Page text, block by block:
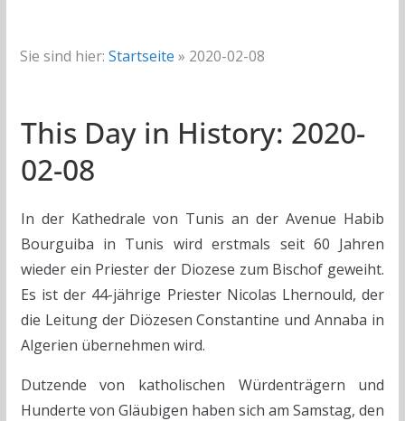
Sie sind hier: Startseite » 2020-02-08
This Day in History: 2020-
02-08
In der Kathedrale von Tunis an der Avenue Habib
Bourguiba in Tunis wird erstmals seit 60 Jahren
wieder ein Priester der Diozese zum Bischof geweiht.
Es ist der 44-jährige Priester Nicolas Lhernould, der
die Leitung der Diözesen Constantine und Annaba in
Algerien übernehmen wird.
Dutzende von katholischen Würdenträgern und
Hunderte von Gläubigen haben sich am Samstag, den